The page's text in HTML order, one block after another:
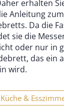
erhalten
Anleitung
Da die
sie die
oder nur in
das ein
wird.
Küche &